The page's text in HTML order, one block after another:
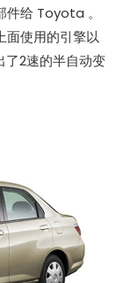
件给 Toyota 。
面使用的引擎以
2速的半自动变